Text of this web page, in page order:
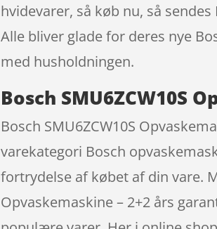
hvidevarer, så køb nu, så
Alle bliver glade for deres nye
med husholdningen.
Bosch SMU6ZCW10S
Bosch SMU6ZCW10S
varekategori Bosch
fortrydelse af købet af din vare.
Opvaskemaskine – 2+2 års